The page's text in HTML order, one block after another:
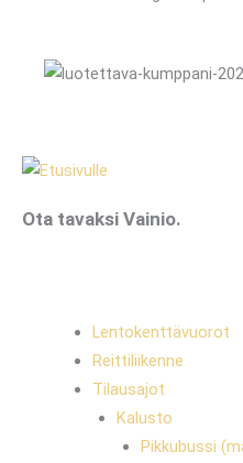
Ota tavaksi Vainio.
Lentokenttävuorot
Reittiliikenne
Tilausajot
Kalusto
Pikkubussi